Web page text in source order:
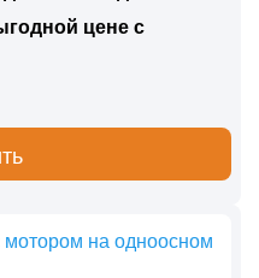
цене с